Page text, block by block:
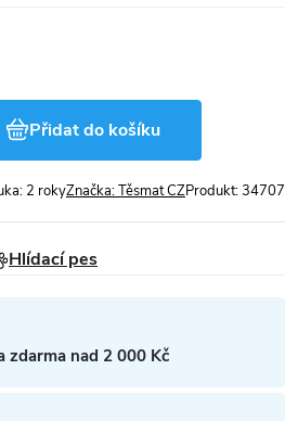
Přidat do košíku
Značka:Těsmat CZ
: 2 roky Produkt:34707
Hlídací pes
zdarma nad 2 000 Kč